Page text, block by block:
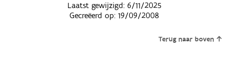
Laatst gewijzigd: 6/11/2025
Gecreëerd op:19/09/2008
Terug naar boven